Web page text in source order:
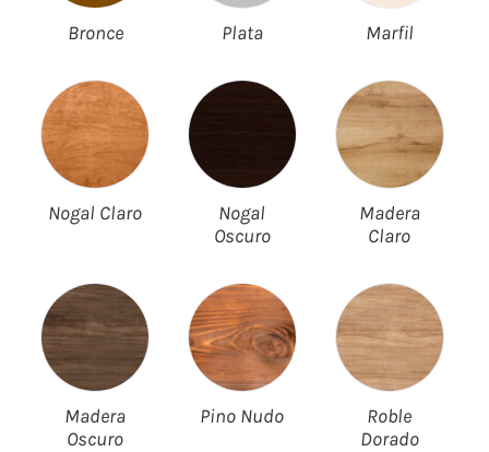
Bronce Plata Marfil
Nogal Claro
Nogal
Oscuro
Madera
Claro
Madera
Oscuro
Pino Nudo
Roble
Dorado